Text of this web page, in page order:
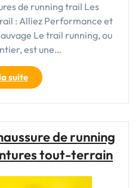
de running trail Les
: Alliez Performance et
Le trail running, ou
est une…
suite"Choisir
les
Meilleures
Running
Trail
de running
tout-terrain